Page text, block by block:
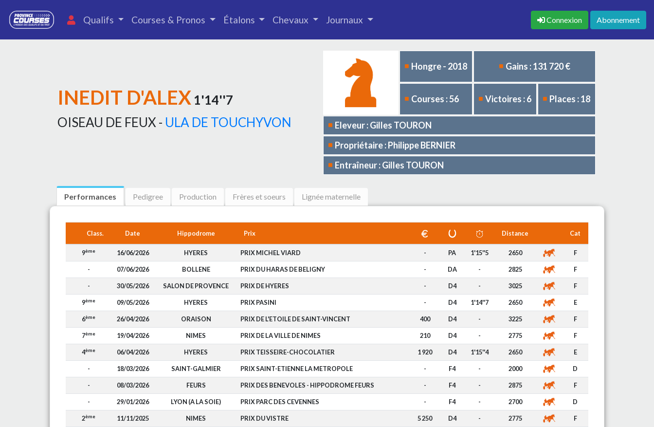
Qualifs Courses & Pronos Étalons Chevaux Journaux Connexion Abonnement
INEDIT D'ALEX 1'14''7
OISEAU DE FEUX - ULA DE TOUCHYVON
Hongre - 2018 Gains : 131 720 €
Courses : 56 Victoires : 6 Places : 18
Eleveur : Gilles TOURON
Propriétaire : Philippe BERNIER
Entraîneur : Gilles TOURON
Performances Pedigree Production Frères et soeurs Lignée maternelle
Class. Date Hippodrome Prix Distance Cat
9ème 16/06/2026 HYERES PRIX MICHEL VIARD - PA 1'15''5 2650 F
- 07/06/2026 BOLLENE PRIX DU HARAS DE BELIGNY - DA - 2825 F
- 30/05/2026 SALON DE PROVENCE PRIX DE HYERES - D4 - 3025 F
9ème 09/05/2026 HYERES PRIX PASINI - D4 1'14''7 2650 E
6ème 26/04/2026 ORAISON PRIX DE L'ETOILE DE SAINT-VINCENT 400 D4 - 3225 F
7ème 19/04/2026 NIMES PRIX DE LA VILLE DE NIMES 210 D4 - 2775 F
4ème 06/04/2026 HYERES PRIX TEISSEIRE-CHOCOLATIER 1 920 D4 1'15''4 2650 E
- 18/03/2026 SAINT-GALMIER PRIX SAINT-ETIENNE LA METROPOLE - F4 - 2000 D
- 08/03/2026 FEURS PRIX DES BENEVOLES - HIPPODROME FEURS - F4 - 2875 F
- 29/01/2026 LYON (A LA SOIE) PRIX PARC DES CEVENNES - F4 - 2700 D
2ème 11/11/2025 NIMES PRIX DU VISTRE 5 250 D4 - 2775 F